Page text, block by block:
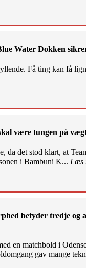
Water Dokken
Få ting kan få
være tungen på
da det stod klart, at
i Bambuni K... Læs
betyder tredje og
en matchbold i
gav mange